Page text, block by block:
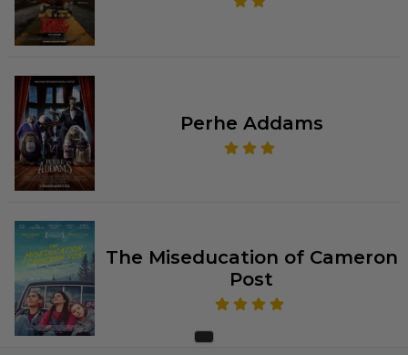
Perhe Addams
The Miseducation of Cameron
Post